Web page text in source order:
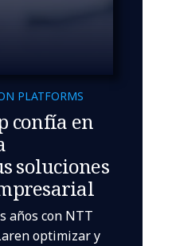
PLATFORMS
confía en
soluciones
años con NTT
optimizar y